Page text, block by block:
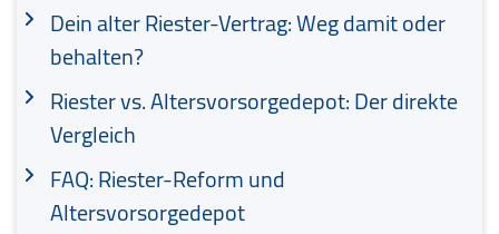
Dein alter Riester-Vertrag: Weg damit oder
behalten?
Riester vs. Altersvorsorgedepot: Der direkte
Vergleich
FAQ: Riester-Reform und
Altersvorsorgedepot